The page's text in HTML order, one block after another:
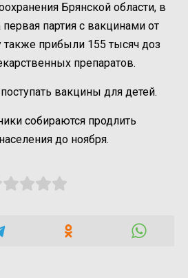
Брянской области, в
партия с вакцинами от
также прибыли 155 тысяч доз
препаратов.
вакцины для детей.
собираются продлить
до ноября.